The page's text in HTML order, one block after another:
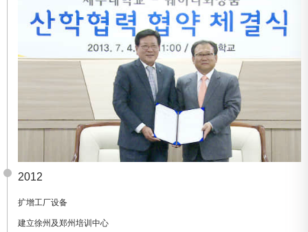
2012
扩增工厂设备
建立徐州及郑州培训中心